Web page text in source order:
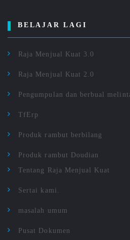
BELAJAR LAGI
Raja Menjual Kuat 3.0
Raja Menjual Kuat 2.0
Pengumpulan dan berbual
TfErp
Produk rambut berbilang
Produk rambut Doudian
Tentang Raja Menjual Kuat
Sertai kami.
masalah umum
Pusat Dokumen